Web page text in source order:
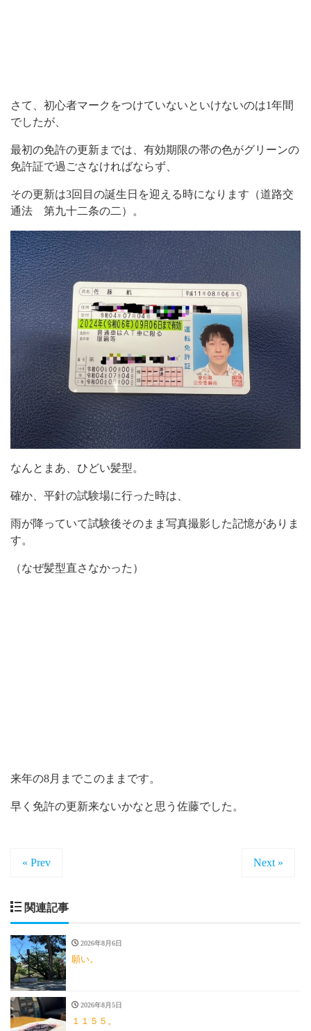
さて、初心者マークをつけていないといけないのは1年間
でしたが、
最初の免許の更新までは、有効期限の帯の色がグリーンの
免許証で過ごさなければならず、
その更新は3回目の誕生日を迎える時になります（道路交
通法 第九十二条の二）。
なんとまあ、ひどい髪型。
確か、平針の試験場に行った時は、
雨が降っていて試験後そのまま写真撮影した記憶がありま
す。
（なぜ髪型直さなかった）
来年の8月までこのままです。
早く免許の更新来ないかなと思う佐藤でした。
« Prev Next »
関連記事
2026年8月6日
願い。
2026年8月5日
１１５５。